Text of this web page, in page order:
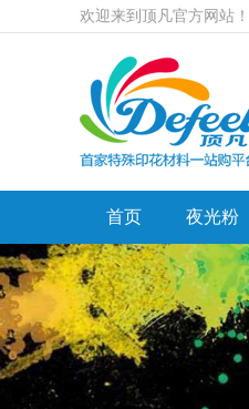
欢迎来到顶凡官方网站！
首页 夜光粉